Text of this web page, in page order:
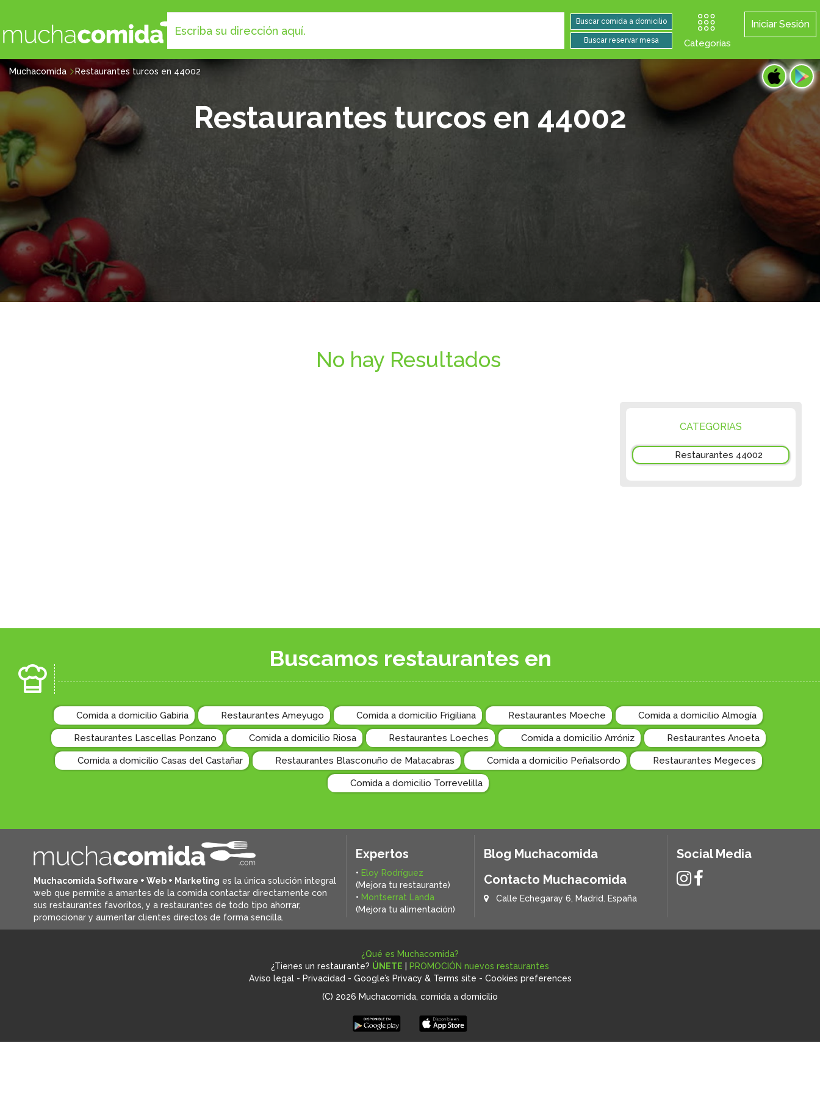
Iniciar Sesión
Categorías
Muchacomida Restaurantes turcos en 44002
Restaurantes turcos en 44002
No hay Resultados
CATEGORIAS
Restaurantes 44002
Buscamos restaurantes en
Comida a domicilio Gabiria Restaurantes Ameyugo Comida a domicilio Frigiliana Restaurantes Moeche Comida a domicilio Almogía
Restaurantes Lascellas Ponzano Comida a domicilio Riosa Restaurantes Loeches Comida a domicilio Arróniz Restaurantes Anoeta
Comida a domicilio Casas del Castañar Restaurantes Blasconuño de Matacabras Comida a domicilio Peñalsordo Restaurantes Megeces
Comida a domicilio Torrevelilla
Muchacomida Software + Web + Marketing es la única solución integral
web que permite a amantes de la comida contactar directamente con
sus restaurantes favoritos, ya restaurantes de todo tipo ahorrar,
promocionar y aumentar clientes directos de forma sencilla.
Expertos
• Eloy Rodríguez
(Mejora tu restaurante)
• Montserrat Landa
(Mejora tu alimentación)
Blog Muchacomida
Contacto Muchacomida
Calle Echegaray 6, Madrid. España
Social Media
¿Qué es Muchacomida?
¿Tienes un restaurante? ÚNETE
PROMOCIÓN nuevos restaurantes
Aviso legal - Privacidad - Google’s Privacy & Terms site - Cookies preferences
(C) 2026 Muchacomida, comida a domicilio